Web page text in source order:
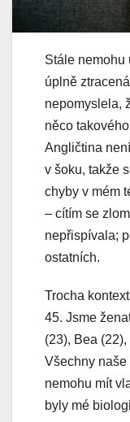
Stále nemohu
úplně
nepomyslela,
něco
Angličtina
v šoku, takže
chyby v mém
– cítím se
nepřispívala;
ostatních.
Trocha
45. Jsme
(23), Bea
Všechny
nemohu mít
byly mé